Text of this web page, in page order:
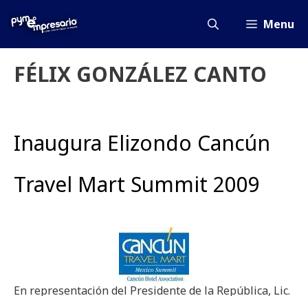
Menu
FÉLIX GONZÁLEZ CANTO
Inaugura Elizondo Cancún
Travel Mart Summit 2009
En representación del Presidente de la República, Lic.